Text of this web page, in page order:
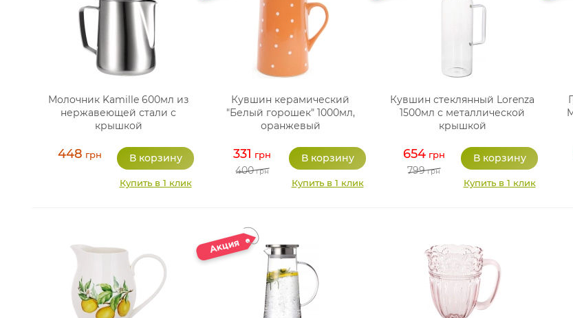
Молочник Kamille 600мл из
нержавеющей стали с
крышкой
448 грн
Купить в 1 клик
Кувшин керамический
"Белый горошек" 1000мл,
оранжевый
331 грн
400грн
Купить в 1 клик
Кувшин стеклянный Lorenza
1500мл с металлической
крышкой
654грн
799грн
Купить в 1 клик